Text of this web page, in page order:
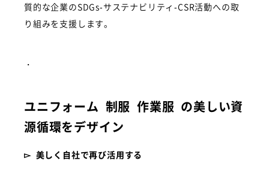
質的な企業のSDGs-サステナビリティ-CSR活動への取
り組みを支援します。
・
ユニフォーム 制服 作業服 の美しい資
源循環をデザイン
▻ 美しく自社で再び活用する